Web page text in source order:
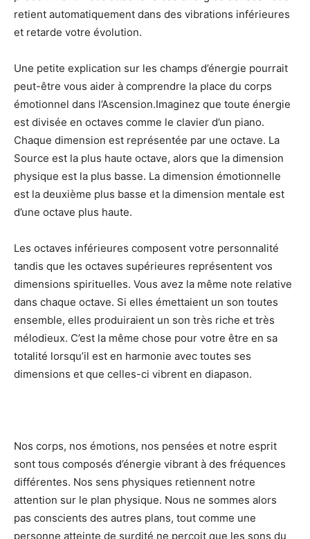
retient automatiquement dans des vibrations inférieures
et retarde votre évolution.
Une petite explication sur les champs d’énergie pourrait
peut-être vous aider à comprendre la place du corps
émotionnel dans l’Ascension.Imaginez que toute énergie
est divisée en octaves comme le clavier d’un piano.
Chaque dimension est représentée par une octave. La
Source est la plus haute octave, alors que la dimension
physique est la plus basse. La dimension émotionnelle
est la deuxième plus basse et la dimension mentale est
d’une octave plus haute.
Les octaves inférieures composent votre personnalité
tandis que les octaves supérieures représentent vos
dimensions spirituelles. Vous avez la même note relative
dans chaque octave. Si elles émettaient un son toutes
ensemble, elles produiraient un son très riche et très
mélodieux. C’est la même chose pour votre être en sa
totalité lorsqu’il est en harmonie avec toutes ses
dimensions et que celles-ci vibrent en diapason.
Nos corps, nos émotions, nos pensées et notre esprit
sont tous composés d’énergie vibrant à des fréquences
différentes. Nos sens physiques retiennent notre
attention sur le plan physique. Nous ne sommes alors
pas conscients des autres plans, tout comme une
personne atteinte de surdité ne perçoit que les sons du